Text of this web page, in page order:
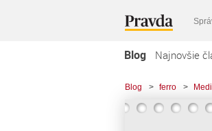
Blog Najnovšie
Blog > ferro >